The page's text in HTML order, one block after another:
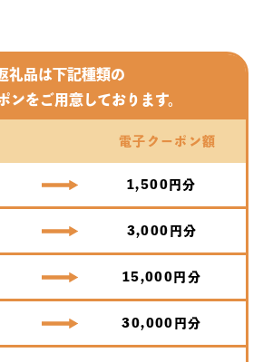
礼品は下記種類の
ンをご用意しております。
電子クーポン額
1,500円分
3,000円分
15,000円分
30,000円分